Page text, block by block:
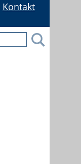
Kontakt